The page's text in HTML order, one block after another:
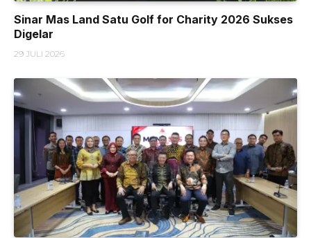
Sinar Mas Land Satu Golf for Charity 2026 Sukses
Digelar
29 JULI 2026